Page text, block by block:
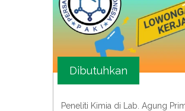
Dibutuhkan
Peneliti Kimia di Lab. Agung